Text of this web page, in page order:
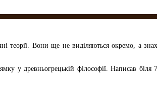
теорії. Вони ще не виділяються окремо, а
у древньогрецькій філософії. Написав біля